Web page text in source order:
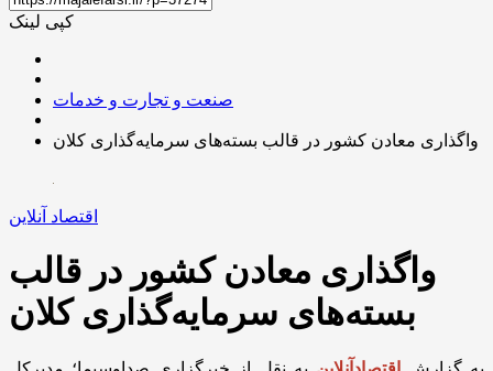
کپی لینک
صنعت و تجارت و خدمات
واگذاری معادن کشور در قالب بسته‌های سرمایه‌گذاری کلان
اقتصاد آنلاین
واگذاری معادن کشور در قالب
بسته‌های سرمایه‌گذاری کلان